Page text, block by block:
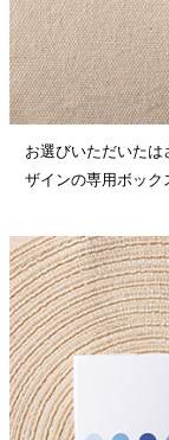
お選びいただいた
ザインの専用ボック